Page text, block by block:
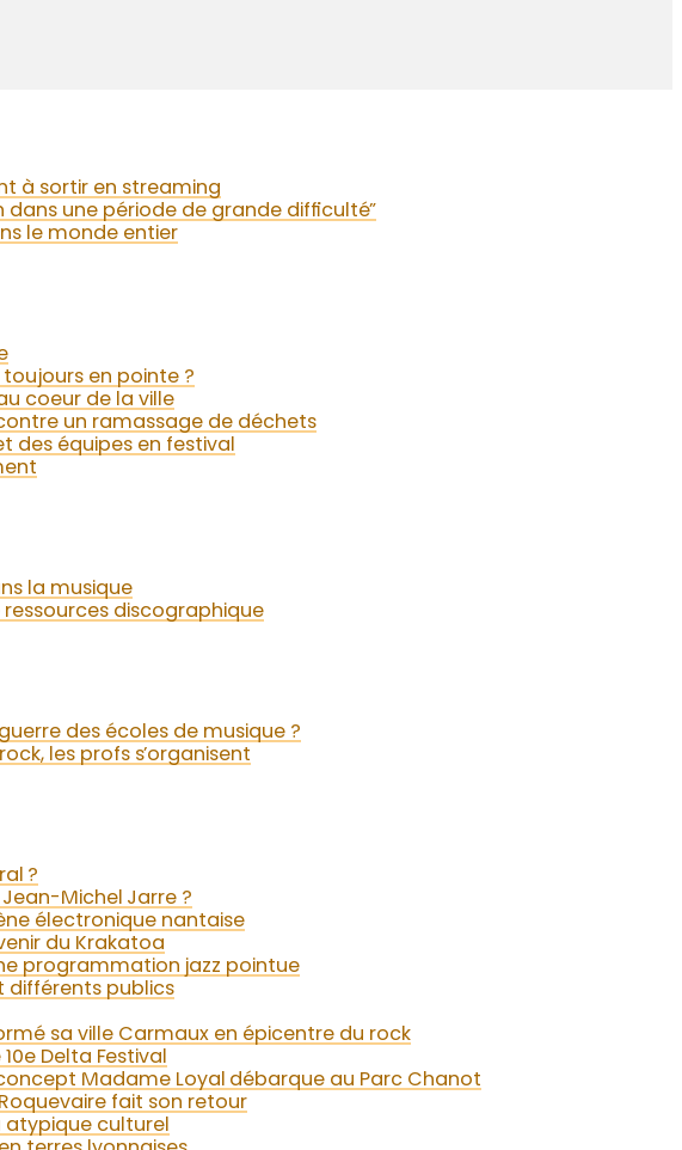
à sortir en streaming
dans une période de grande difficulté”
le monde entier
en pointe ?
coeur de la ville
un ramassage de déchets
des équipes en festival
la musique
ressources discographique
des écoles de musique ?
les profs s’organisent
?
Michel Jarre ?
électronique nantaise
du Krakatoa
programmation jazz pointue
différents publics
sa ville Carmaux en épicentre du rock
Delta Festival
Madame Loyal débarque au Parc Chanot
fait son retour
atypique culturel